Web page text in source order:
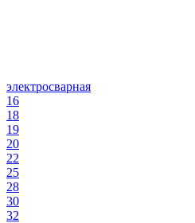
электросварная
16
18
19
20
22
25
28
30
32